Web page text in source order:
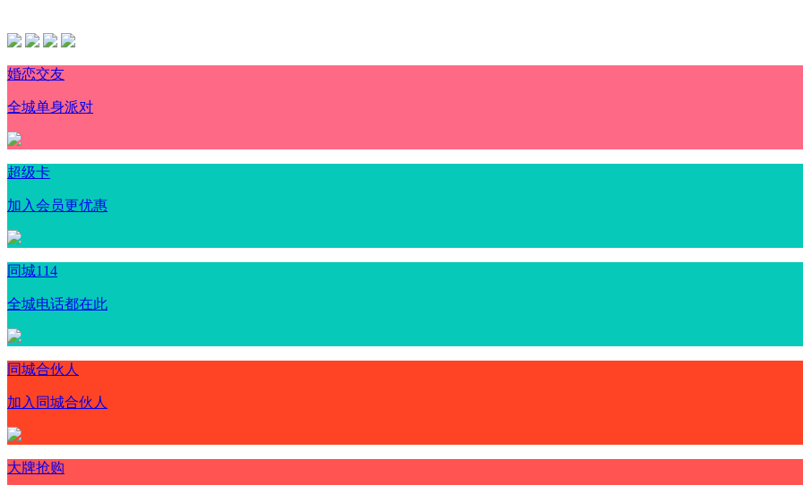
婚恋交友
全城单身派对
超级卡
加入会员更优惠
同城114
全城电话都在此
同城合伙人
加入同城合伙人
大牌抢购